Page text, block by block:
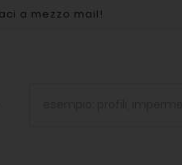
a mezzo mail!